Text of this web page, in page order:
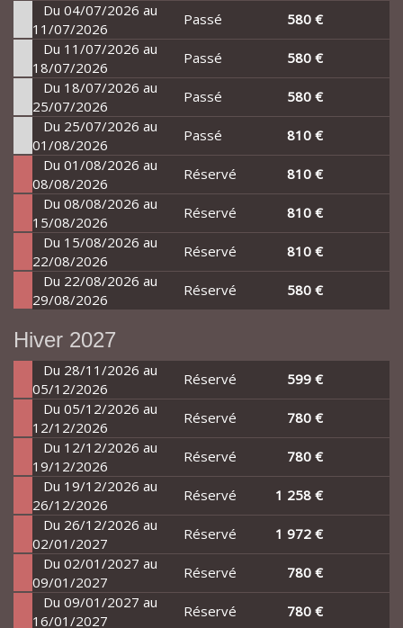
Du 04/07/2026 au
11/07/2026
Passé
580 €
Du 11/07/2026 au
18/07/2026
Passé
580 €
Du 18/07/2026 au
25/07/2026
Passé
580 €
Du 25/07/2026 au
01/08/2026
Passé
810 €
Du 01/08/2026 au
08/08/2026
Réservé
810 €
Du 08/08/2026 au
15/08/2026
Réservé
810 €
Du 15/08/2026 au
22/08/2026
Réservé
810 €
Du 22/08/2026 au
29/08/2026
Réservé 580 €
Hiver 2027
Du 28/11/2026 au
05/12/2026
Réservé
599 €
Du 05/12/2026 au
12/12/2026
Réservé
780 €
Du 12/12/2026 au
19/12/2026
Réservé
780 €
Du 19/12/2026 au
26/12/2026
Réservé
1 258 €
Du 26/12/2026 au
02/01/2027
Réservé
1 972 €
Du 02/01/2027 au
09/01/2027
Réservé
780 €
Du 09/01/2027 au
16/01/2027
Réservé
780 €